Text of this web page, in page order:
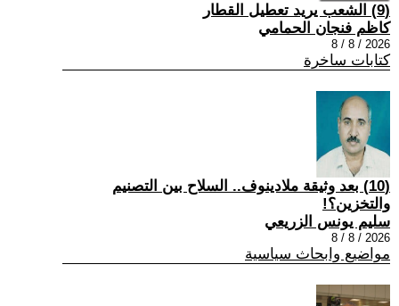
(9) الشعب يريد تعطيل القطار
كاظم فنجان الحمامي
2026 / 8 / 8
كتابات ساخرة
(10) بعد وثيقة ملادينوف.. السلاح بين التصنيم
والتخزين؟!
سليم يونس الزريعي
2026 / 8 / 8
مواضيع وابحاث سياسية